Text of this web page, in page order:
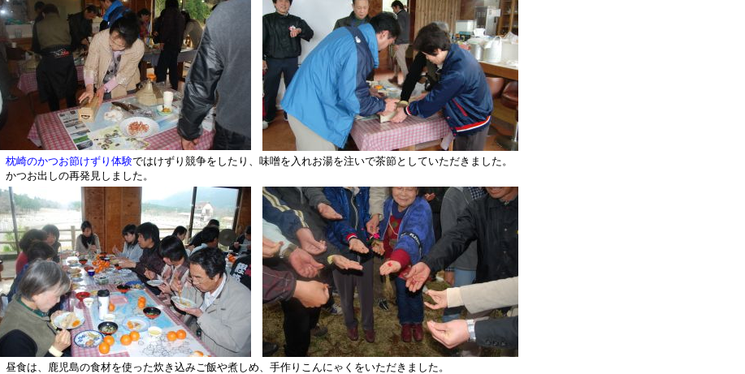
枕崎のかつお節けずり体験ではけずり競争をしたり、味噌を入れお湯を注いで茶節としていただきました。
かつお出しの再発見しました。
昼食は、鹿児島の食材を使った炊き込みご飯や煮しめ、手作りこんにゃくをいただきました。